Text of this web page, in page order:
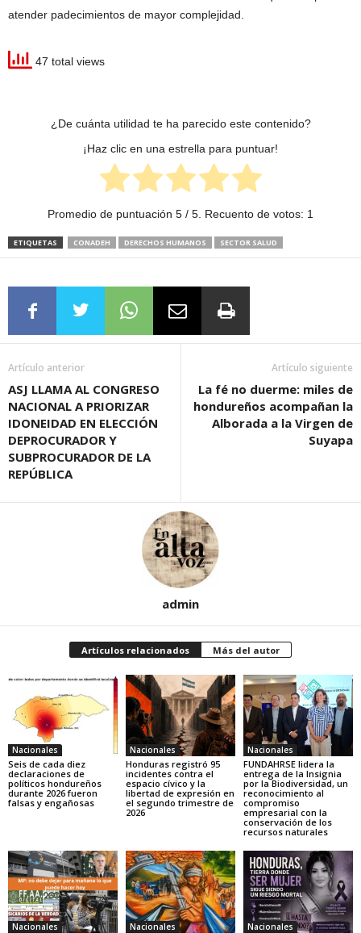
atender padecimientos de mayor complejidad.
47 total views
¿De cuánta utilidad te ha parecido este contenido?
¡Haz clic en una estrella para puntuar!
Promedio de puntuación 5 / 5. Recuento de votos: 1
ETIQUETAS CONADEH DERECHOS HUMANOS SECTOR SALUD
Artículo anterior
ASJ LLAMA AL CONGRESO
NACIONAL A PRIORIZAR
IDONEIDAD EN ELECCIÓN
DEPROCURADOR Y
SUBPROCURADOR DE LA
REPÚBLICA
Artículo siguiente
La fé no duerme: miles de
hondureños acompañan la
Alborada a la Virgen de
Suyapa
admin
Artículos relacionados Más del autor
Nacionales
Seis de cada diez
declaraciones de
políticos hondureños
durante 2026 fueron
falsas y engañosas
Nacionales
Honduras registró 95
incidentes contra el
espacio cívico y la
libertad de expresión en
el segundo trimestre de
2026
Nacionales
FUNDAHRSE lidera la
entrega de la Insignia
por la Biodiversidad, un
reconocimiento al
compromiso
empresarial con la
conservación de los
recursos naturales
Nacionales Nacionales Nacionales